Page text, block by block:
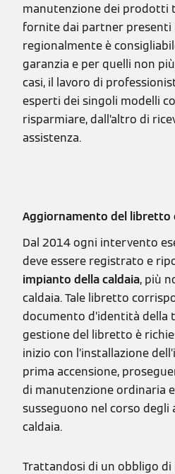
manutenzione dei prodotti
fornite dai partner presenti
regionalmente è
garanzia e per quelli non
casi, il lavoro di
esperti dei singoli modelli
risparmiare, dall’altro di
assistenza.
Aggiornamento del libretto
Dal 2014 ogni intervento
deve essere registrato e
impianto della caldaia, più
caldaia. Tale libretto
documento d’identità della
gestione del libretto è
inizio con l’installazione
prima accensione,
di manutenzione ordinaria
susseguono nel corso degli
caldaia.
Trattandosi di un obbligo